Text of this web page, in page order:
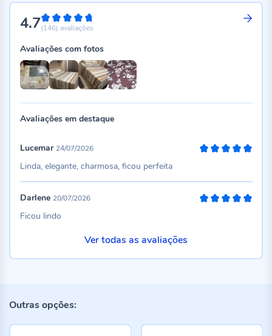
4.794%
(146) avaliações
Avaliações com fotos
Avaliações em destaque
Lucemar 24/07/2026
Linda, elegante, charmosa, ficou perfeita
Darlene 20/07/2026
Ficou lindo
Ver todas as avaliações
Outras opções: